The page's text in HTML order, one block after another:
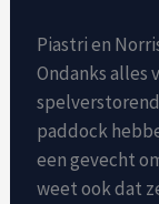
Piastri en
Ondanks alles
paddock
een gevecht
weet ook dat